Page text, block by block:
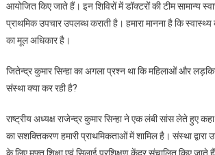
आयोजित किए जाते हैं। इन शिविरों में डॉक्टरों की टीम सामान्य
प्राथमिक उपचार उपलब्ध कराती है। हमारा मानना है कि
का मूल अधिकार है।
जितेन्द्र कुमार सिन्हा का अगला प्रश्न था कि महिलाओं और
संस्था क्या कर रही है?
राष्ट्रीय अध्यक्ष राजेन्द्र कुमार सिन्हा ने एक लंबी सांस लेते हुए
का सशक्तिकरण हमारी प्राथमिकताओं में शामिल है। संस्था